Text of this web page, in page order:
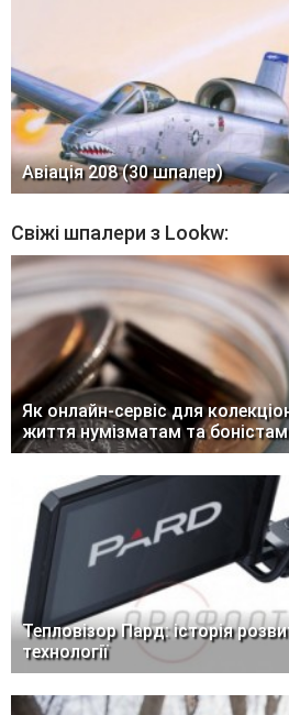
Авіація 208 (30 шпалер)
Свіжі шпалери з Lookw:
Як онлайн-сервіс для
життя нумізматам та боністам
Тепловізор Пард: історія
технології